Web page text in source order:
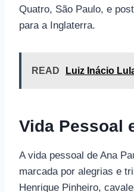
Quatro, São Paulo, e
para a Inglaterra.
READ Luiz Inácio
Vida Pessoal
A vida pessoal de Ana
marcada por alegrias e
Henrique Pinheiro,